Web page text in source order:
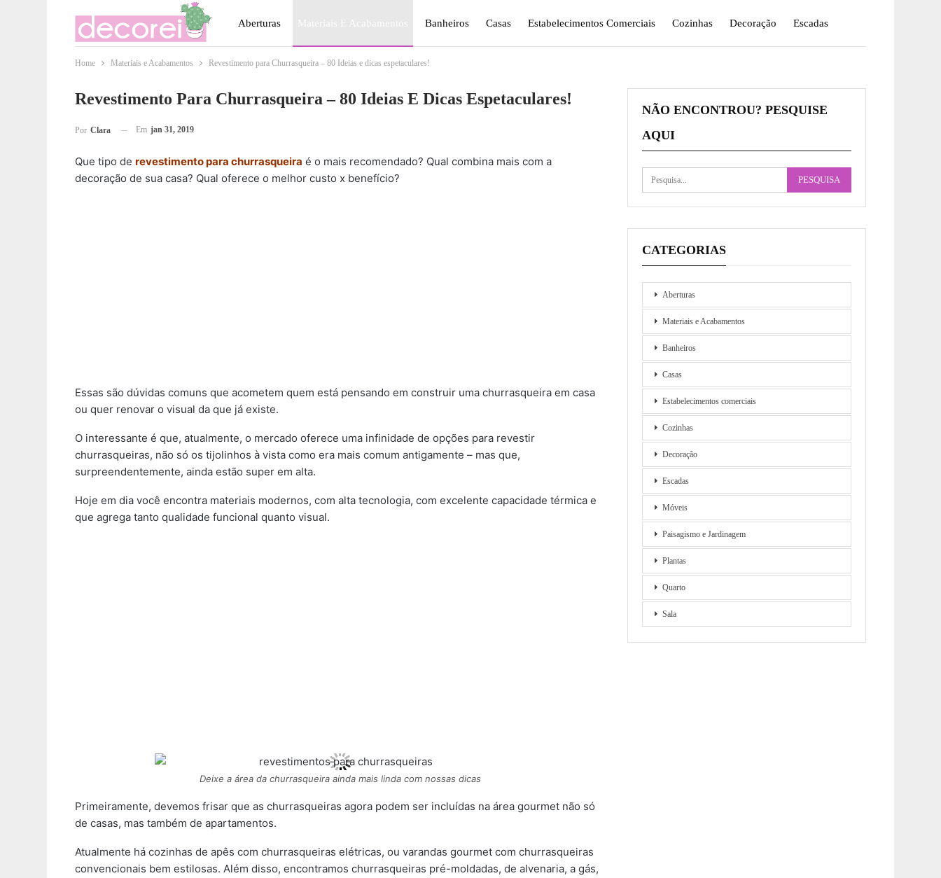
Aberturas Banheiros Casas Estabelecimentos Comerciais Cozinhas Decoração Escadas
Móveis Paisagismo E Jardinagem Plantas
Home Materiais e Acabamentos Revestimento para Churrasqueira – 80 Ideias e dicas espetaculares!
Revestimento Para Churrasqueira – 80 Ideias E Dicas Espetaculares!
Por Clara Em jan 31, 2019
Que tipo de revestimento para churrasqueira é o mais recomendado? Qual combina mais com a
decoração de sua casa? Qual oferece o melhor custo x benefício?
Essas são dúvidas comuns que acometem quem está pensando em construir uma churrasqueira em casa
ou quer renovar o visual da que já existe.
O interessante é que, atualmente, o mercado oferece uma infinidade de opções para revestir
churrasqueiras, não só os tijolinhos à vista como era mais comum antigamente – mas que,
surpreendentemente, ainda estão super em alta.
Hoje em dia você encontra materiais modernos, com alta tecnologia, com excelente capacidade térmica e
que agrega tanto qualidade funcional quanto visual.
Deixe a área da churrasqueira ainda mais linda com nossas dicas
Primeiramente, devemos frisar que as churrasqueiras agora podem ser incluídas na área gourmet não só
de casas, mas também de apartamentos.
Atualmente há cozinhas de apês com churrasqueiras elétricas, ou varandas gourmet com churrasqueiras
convencionais bem estilosas. Além disso, encontramos churrasqueiras pré-moldadas, de alvenaria, a gás,
NÃO ENCONTROU? PESQUISE
AQUI
CATEGORIAS
Aberturas
Materiais e Acabamentos
Banheiros
Casas
Estabelecimentos comerciais
Cozinhas
Decoração
Escadas
Móveis
Paisagismo e Jardinagem
Plantas
Quarto
Sala